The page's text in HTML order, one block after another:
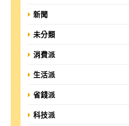
新聞
未分類
消費派
生活派
省錢派
科技派